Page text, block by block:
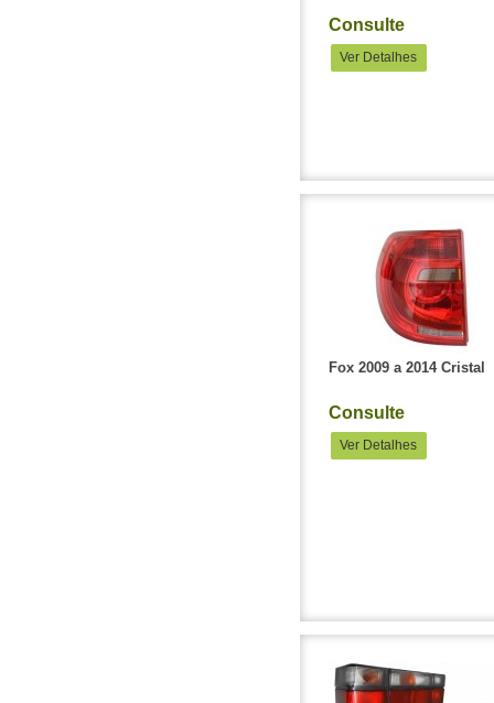
Consulte
Ver Detalhes
Fox 2009 a 2014 Cristal
Consulte
Ver Detalhes